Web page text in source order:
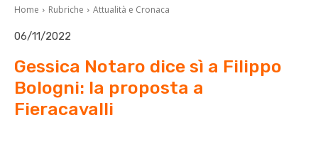
Home Rubriche Attualità e Cronaca
06/11/2022
Gessica Notaro dice sì a Filippo
Bologni: la proposta a
Fieracavalli